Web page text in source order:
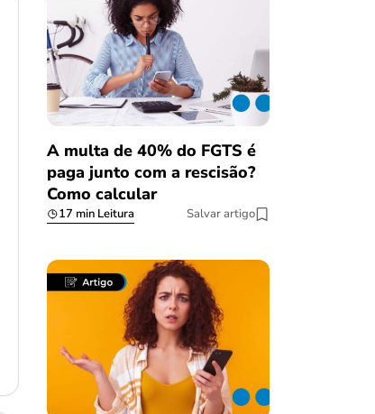
A multa de 40% do FGTS é
paga junto com a rescisão?
Como calcular
17 min Leitura Salvar artigo